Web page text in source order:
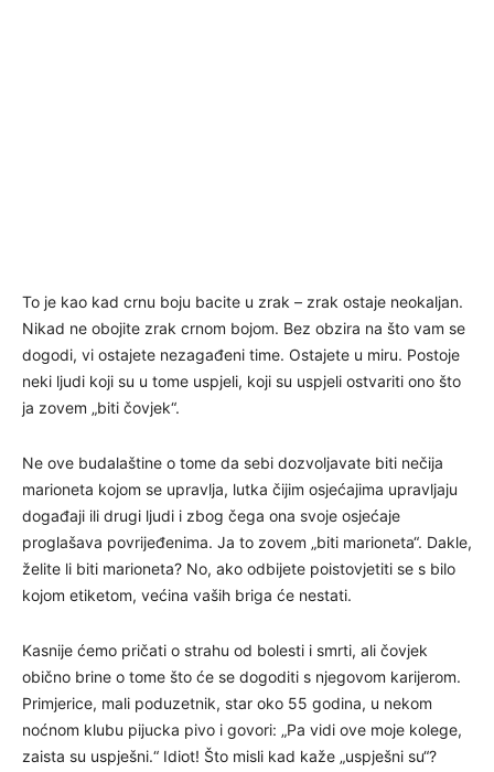
To je kao kad crnu boju bacite u zrak – zrak ostaje neokaljan.
Nikad ne obojite zrak crnom bojom. Bez obzira na što vam se
dogodi, vi ostajete nezagađeni time. Ostajete u miru. Postoje
neki ljudi koji su u tome uspjeli, koji su uspjeli ostvariti ono što
ja zovem „biti čovjek“.
Ne ove budalaštine o tome da sebi dozvoljavate biti nečija
marioneta kojom se upravlja, lutka čijim osjećajima upravljaju
događaji ili drugi ljudi i zbog čega ona svoje osjećaje
proglašava povrijeđenima. Ja to zovem „biti marioneta“. Dakle,
želite li biti marioneta? No, ako odbijete poistovjetiti se s bilo
kojom etiketom, većina vaših briga će nestati.
Kasnije ćemo pričati o strahu od bolesti i smrti, ali čovjek
obično brine o tome što će se dogoditi s njegovom karijerom.
Primjerice, mali poduzetnik, star oko 55 godina, u nekom
noćnom klubu pijucka pivo i govori: „Pa vidi ove moje kolege,
zaista su uspješni.“ Idiot! Što misli kad kaže „uspješni su“?